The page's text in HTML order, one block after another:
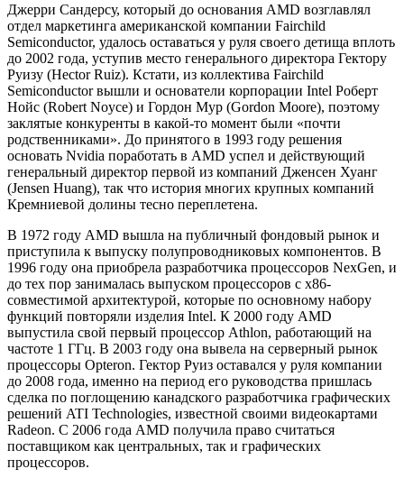
Джерри Сандерсу, который до основания AMD возглавлял
отдел маркетинга американской компании Fairchild
Semiconductor, удалось оставаться у руля своего детища вплоть
до 2002 года, уступив место генерального директора Гектору
Руизу (Hector Ruiz). Кстати, из коллектива Fairchild
Semiconductor вышли и основатели корпорации Intel Роберт
Нойс (Robert Noyce) и Гордон Мур (Gordon Moore), поэтому
заклятые конкуренты в какой-то момент были «почти
родственниками». До принятого в 1993 году решения
основать Nvidia поработать в AMD успел и действующий
генеральный директор первой из компаний Дженсен Хуанг
(Jensen Huang), так что история многих крупных компаний
Кремниевой долины тесно переплетена.
В 1972 году AMD вышла на публичный фондовый рынок и
приступила к выпуску полупроводниковых компонентов. В
1996 году она приобрела разработчика процессоров NexGen, и
до тех пор занималась выпуском процессоров с x86-
совместимой архитектурой, которые по основному набору
функций повторяли изделия Intel. К 2000 году AMD
выпустила свой первый процессор Athlon, работающий на
частоте 1 ГГц. В 2003 году она вывела на серверный рынок
процессоры Opteron. Гектор Руиз оставался у руля компании
до 2008 года, именно на период его руководства пришлась
сделка по поглощению канадского разработчика графических
решений ATI Technologies, известной своими видеокартами
Radeon. С 2006 года AMD получила право считаться
поставщиком как центральных, так и графических
процессоров.